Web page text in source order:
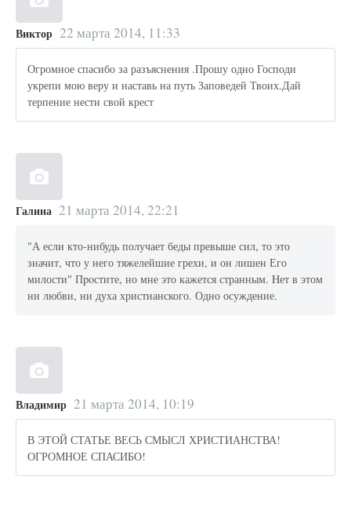
Виктор 22 марта 2014, 11:33
Огромное спасибо за разъяснения .Прошу одно Господи
укрепи мою веру и наставь на путь Заповедей Твоих.Дай
терпение нести свой крест
Галина 21 марта 2014, 22:21
"А если кто-нибудь получает беды превыше сил, то это
значит, что у него тяжелейшие грехи, и он лишен Его
милости" Пpoстите, но мне это кажется странным. Hет в этом
ни любви, ни духа христианского. Одно осуждение.
Владимир 21 марта 2014, 10:19
В ЭТОЙ СТАТЬЕ ВЕСЬ СМЫСЛ ХРИСТИАНСТВА!
ОГРОМНОЕ СПАСИБО!